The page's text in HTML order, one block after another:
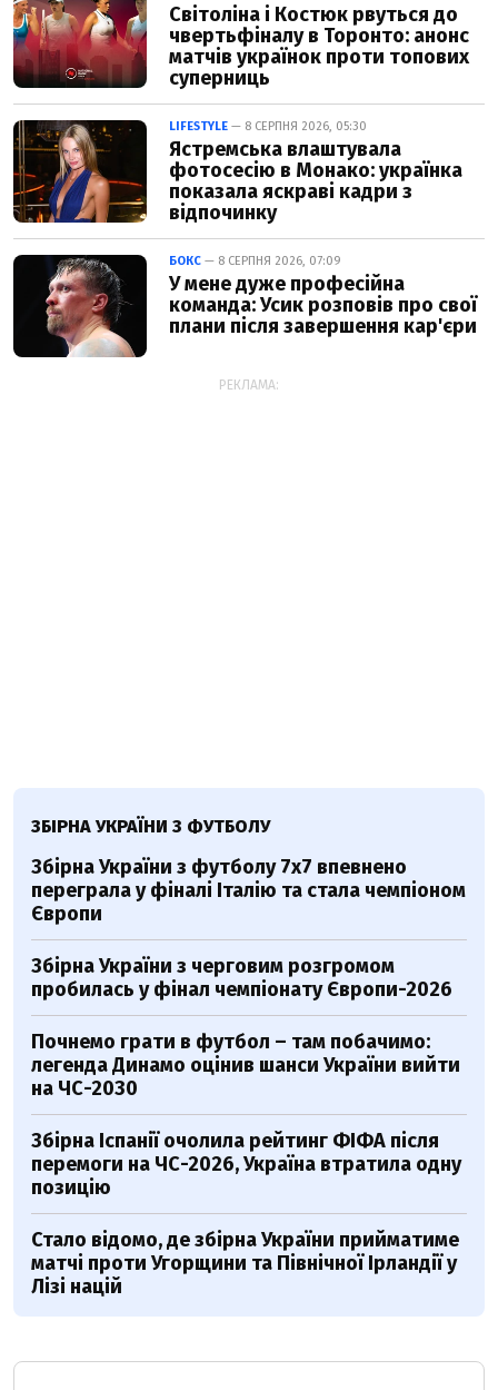
Світоліна і Костюк рвуться до
чвертьфіналу в Торонто: анонс
матчів українок проти топових
суперниць
LIFESTYLE — 8 СЕРПНЯ 2026, 05:30
Ястремська влаштувала
фотосесію в Монако: українка
показала яскраві кадри з
відпочинку
БОКС — 8 СЕРПНЯ 2026, 07:09
У мене дуже професійна
команда: Усик розповів про свої
плани після завершення кар'єри
РЕКЛАМА:
ЗБІРНА УКРАЇНИ З ФУТБОЛУ
Збірна України з футболу 7х7 впевнено
переграла у фіналі Італію та стала чемпіоном
Європи
Збірна України з черговим розгромом
пробилась у фінал чемпіонату Європи-2026
Почнемо грати в футбол – там побачимо:
легенда Динамо оцінив шанси України вийти
на ЧС-2030
Збірна Іспанії очолила рейтинг ФІФА після
перемоги на ЧС-2026, Україна втратила одну
позицію
Стало відомо, де збірна України прийматиме
матчі проти Угорщини та Північної Ірландії у
Лізі націй